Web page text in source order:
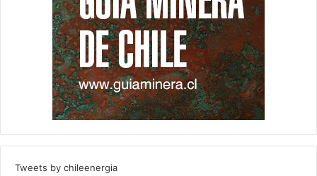
Tweets by chileenergia